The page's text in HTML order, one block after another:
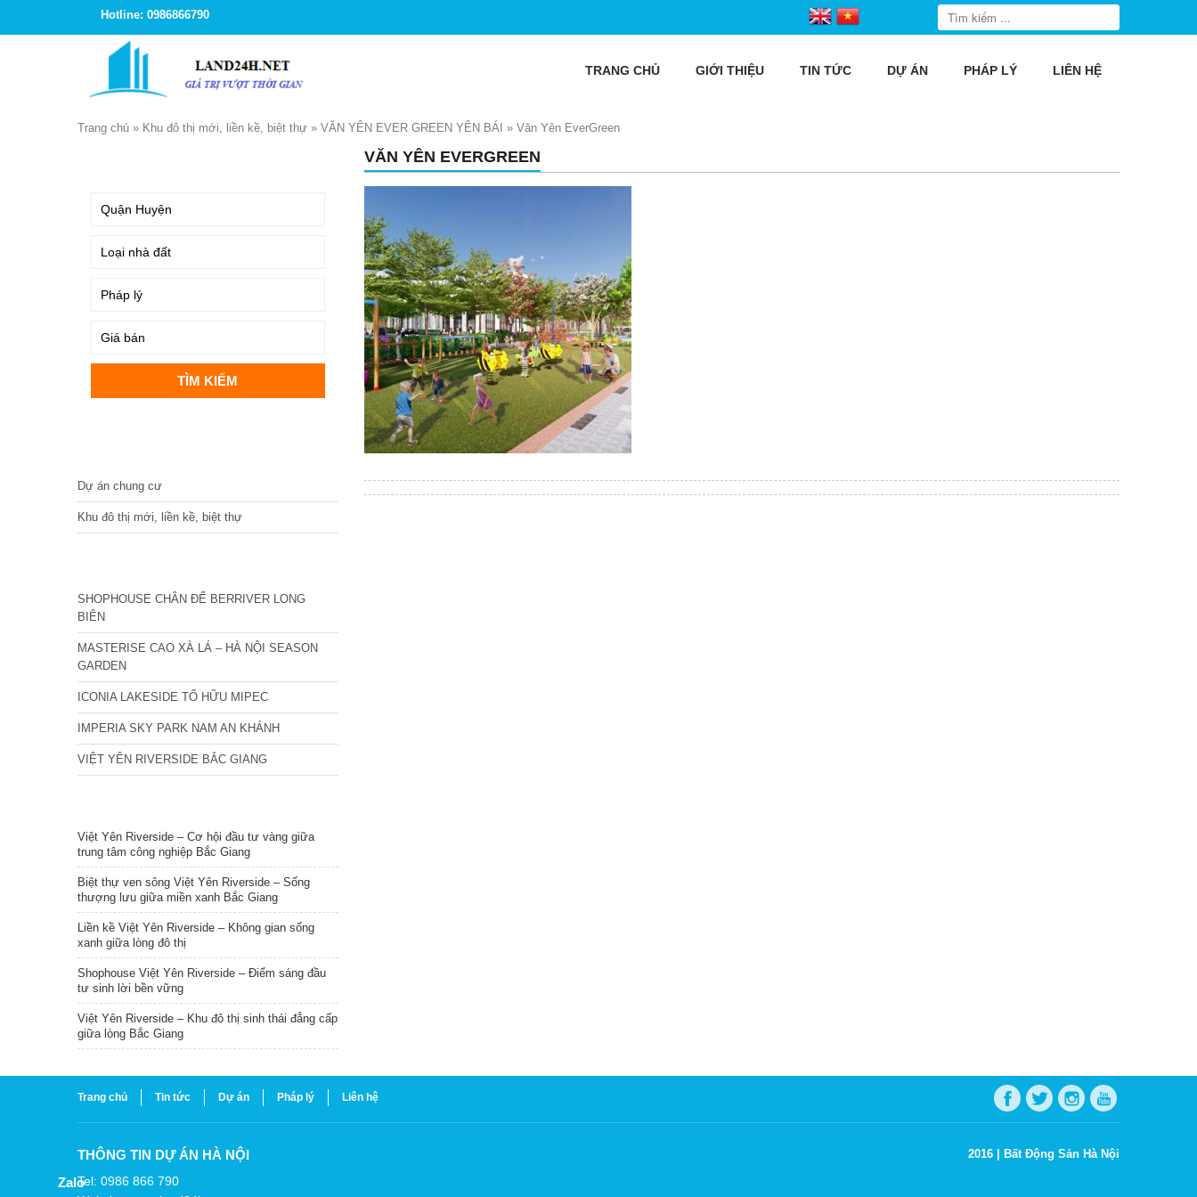
Hotline: 0986866790
TRANG CHỦ GIỚI THIỆU TIN TỨC DỰ ÁN PHÁP LÝ LIÊN HỆ
Trang chủ » Khu đô thị mới, liền kề, biệt thự » VĂN YÊN EVER GREEN YÊN BÁI » Văn Yên EverGreen
VĂN YÊN EVERGREEN
Dự án chung cư
Khu đô thị mới, liền kề, biệt thự
SHOPHOUSE CHÂN ĐẾ BERRIVER LONG
BIÊN
MASTERISE CAO XÀ LÁ – HÀ NỘI SEASON
GARDEN
ICONIA LAKESIDE TỐ HỮU MIPEC
IMPERIA SKY PARK NAM AN KHÁNH
VIỆT YÊN RIVERSIDE BẮC GIANG
Việt Yên Riverside – Cơ hội đầu tư vàng giữa
trung tâm công nghiệp Bắc Giang
Biệt thự ven sông Việt Yên Riverside – Sống
thượng lưu giữa miền xanh Bắc Giang
Liền kề Việt Yên Riverside – Không gian sống
xanh giữa lòng đô thị
Shophouse Việt Yên Riverside – Điểm sáng đầu
tư sinh lời bền vững
Việt Yên Riverside – Khu đô thị sinh thái đẳng cấp
giữa lòng Bắc Giang
Trang chủ Tin tức Dự án Pháp lý Liên hệ
THÔNG TIN DỰ ÁN HÀ NỘI
Tel: 0986 866 790
2016 | Bất Động Sản Hà Nội
Zalo